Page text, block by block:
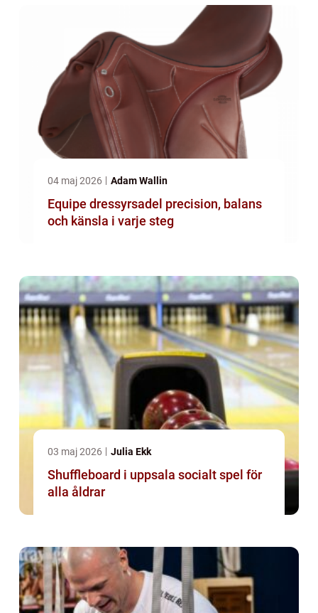
04 maj 2026 Adam Wallin
Equipe dressyrsadel precision, balans
och känsla i varje steg
03 maj 2026 Julia Ekk
Shuffleboard i uppsala socialt spel för
alla åldrar